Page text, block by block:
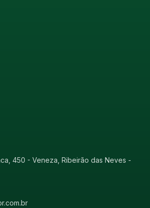
450 - Veneza, Ribeirão das Neves -